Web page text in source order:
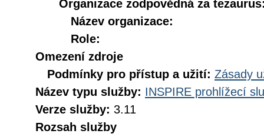
Organizace zodpovědná za
Název organizace:
Role:
Omezení zdroje
Podmínky pro přístup a užití: Zásady
Název typu služby: INSPIRE prohlížecí
Verze služby: 3.11
Rozsah služby